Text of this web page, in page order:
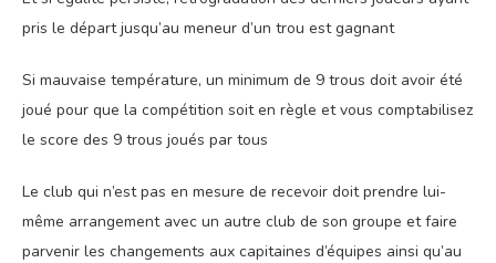
pris le départ jusqu’au meneur d’un trou est gagnant
Si mauvaise température, un minimum de 9 trous doit avoir été
joué pour que la compétition soit en règle et vous comptabilisez
le score des 9 trous joués par tous
Le club qui n’est pas en mesure de recevoir doit prendre lui-
même arrangement avec un autre club de son groupe et faire
parvenir les changements aux capitaines d’équipes ainsi qu’au